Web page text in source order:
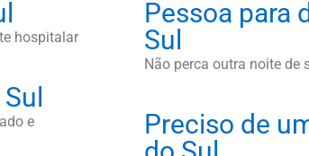
hospitalar
e
Pessoa para
Sul
Não perca outra noite
Preciso de